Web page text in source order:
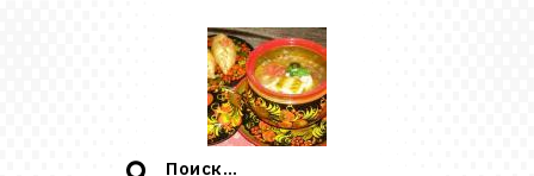
Поиск: